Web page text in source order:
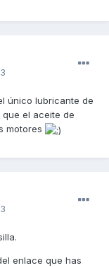
único lubricante de
el aceite de
motores
enlace que has